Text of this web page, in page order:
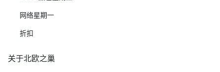
网络星期一
折扣
关于北欧之巢